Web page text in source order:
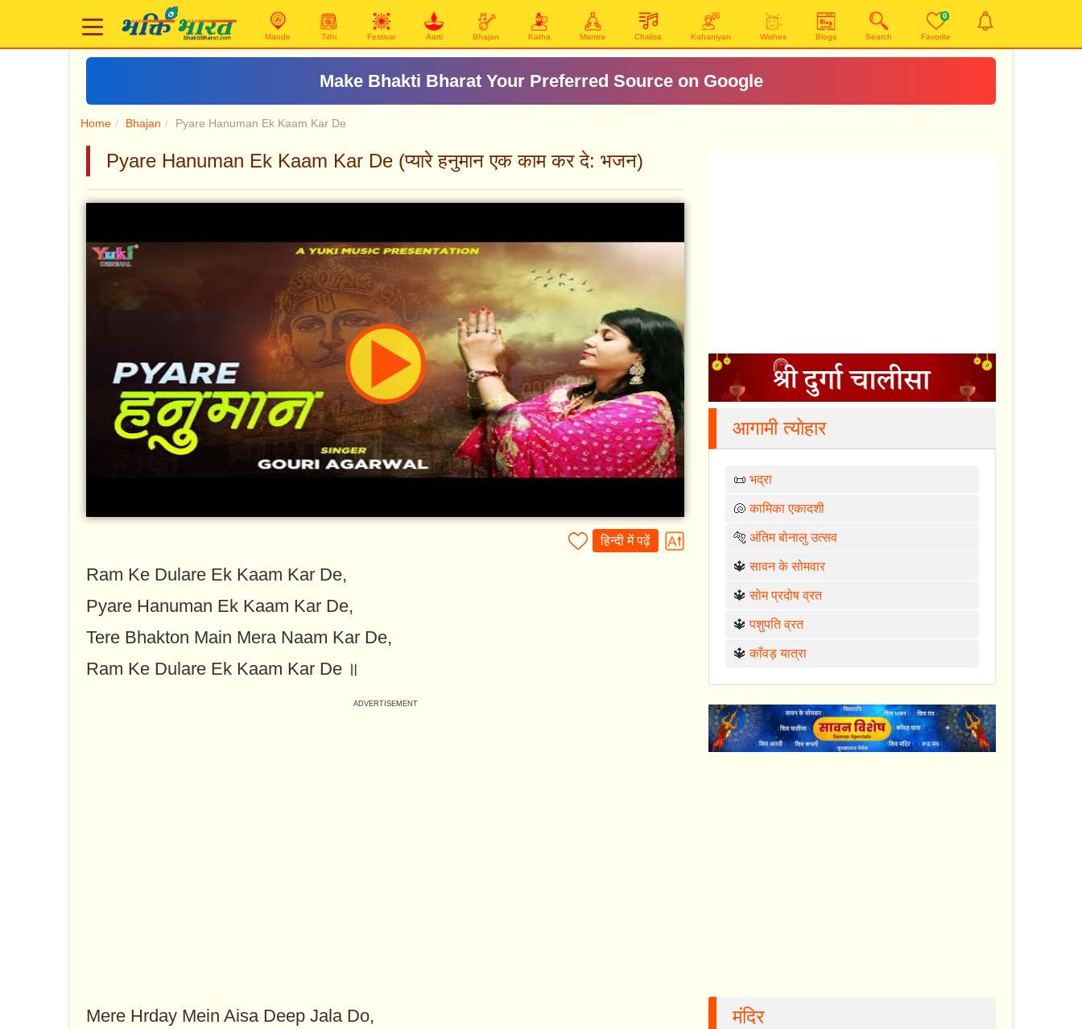
Mandir Tithi Festival Aarti Bhajan Katha Mantra Chalisa Kahaniyan Wishes Blogs Search
0
Favorite
Make Bhakti Bharat Your Preferred Source on Google
Home Bhajan Pyare Hanuman Ek Kaam Kar De
Pyare Hanuman Ek Kaam Kar De (प्यारे हनुमान एक काम कर दे: भजन)
हिन्दी में पढ़ें
Ram Ke Dulare Ek Kaam Kar De,
Pyare Hanuman Ek Kaam Kar De,
Tere Bhakton Main Mera Naam Kar De,
Ram Ke Dulare Ek Kaam Kar De ॥
Mere Hrday Mein Aisa Deep Jala Do,
आगामी त्योहार
📜भद्रा
🐚कामिका एकादशी
🐅अंतिम बोनालु उत्सव
🔱सावन के सोमवार
🔱सोम प्रदोष व्रत
🔱पशुपति व्रत
🔱काँवड़ यात्रा
मंदिर